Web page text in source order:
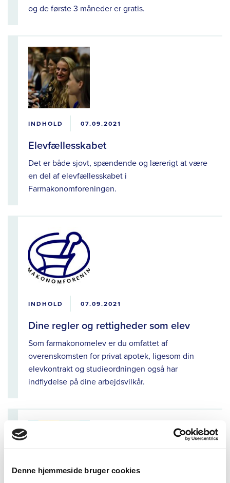
Denne hjemmeside bruger cookies
og de første 3 måneder er gratis.
INDHOLD 07.09.2021
Elevfællesskabet
Det er både sjovt, spændende og lærerigt at være
en del af elevfællesskabet i
Farmakonomforeningen.
INDHOLD 07.09.2021
Dine regler og rettigheder som elev
Som farmakonomelev er du omfattet af
overenskomsten for privat apotek, ligesom din
elevkontrakt og studieordningen også har
indflydelse på dine arbejdsvilkår.